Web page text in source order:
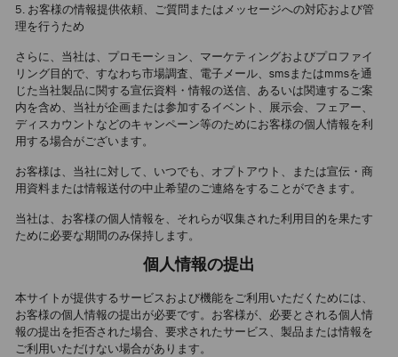
5. お客様の情報提供依頼、ご質問またはメッセージへの対応および管
理を行うため
さらに、当社は、プロモーション、マーケティングおよびプロファイ
リング目的で、すなわち市場調査、電子メール、smsまたはmmsを通
じた当社製品に関する宣伝資料・情報の送信、あるいは関連するご案
内を含め、当社が企画または参加するイベント、展示会、フェアー、
ディスカウントなどのキャンペーン等のためにお客様の個人情報を利
用する場合がございます。
お客様は、当社に対して、いつでも、オプトアウト、または宣伝・商
用資料または情報送付の中止希望のご連絡をすることができます。
当社は、お客様の個人情報を、それらが収集された利用目的を果たす
ために必要な期間のみ保持します。
個人情報の提出
本サイトが提供するサービスおよび機能をご利用いただくためには、
お客様の個人情報の提出が必要です。お客様が、必要とされる個人情
報の提出を拒否された場合、要求されたサービス、製品または情報を
ご利用いただけない場合があります。